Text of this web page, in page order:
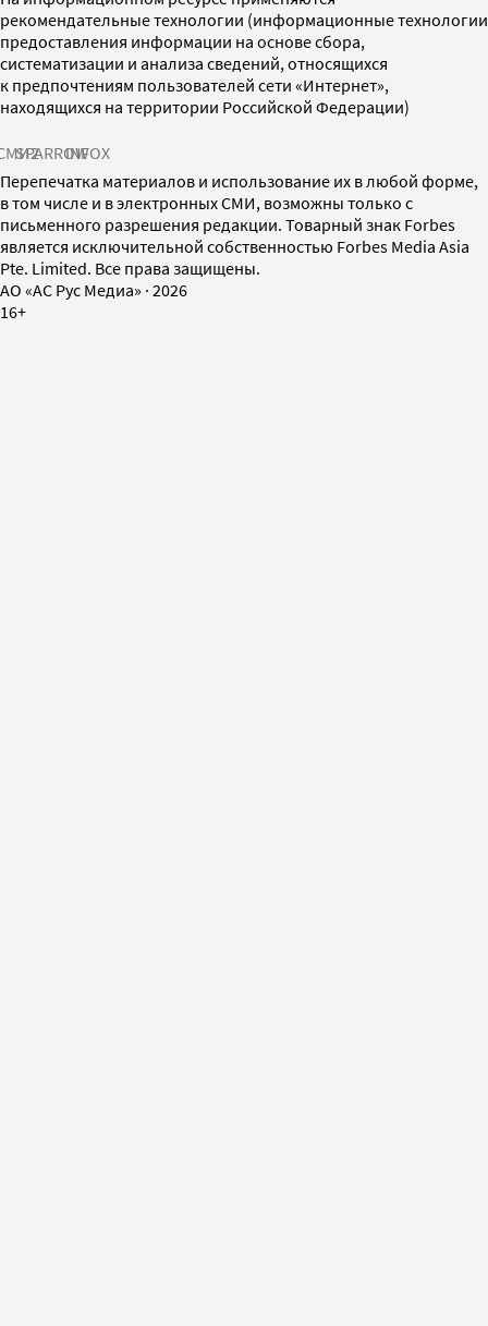
рекомендательные технологии (информационные технологии
предоставления информации на основе сбора,
систематизации и анализа сведений, относящихся
к предпочтениям пользователей сети «Интернет»,
находящихся на территории Российской Федерации)
SPARROWINFOX
Перепечатка материалов и использование их в любой форме,
в том числе и в электронных СМИ, возможны только с
письменного разрешения редакции. Товарный знак Forbes
является исключительной собственностью Forbes Media Asia
Pte. Limited. Все права защищены.
AO «АС Рус Медиа» · 2026
16+